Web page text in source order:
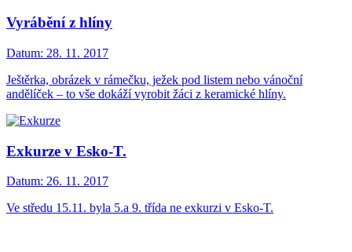
Vyrábění z hlíny
Datum: 28. 11. 2017
Ještěrka, obrázek v rámečku, ježek pod listem nebo vánoční
andělíček – to vše dokáží vyrobit žáci z keramické hlíny.
Exkurze v Esko-T.
Datum: 26. 11. 2017
Ve středu 15.11. byla 5.a 9. třída ne exkurzi v Esko-T.